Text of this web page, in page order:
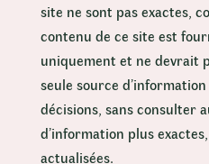
site ne sont pas exactes,
contenu de ce site est
uniquement et ne devrait
seule source
décisions, sans consulter
d’information plus
actualisées.